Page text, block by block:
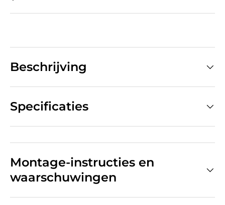
Beschrijving
Specificaties
Montage-instructies en
waarschuwingen